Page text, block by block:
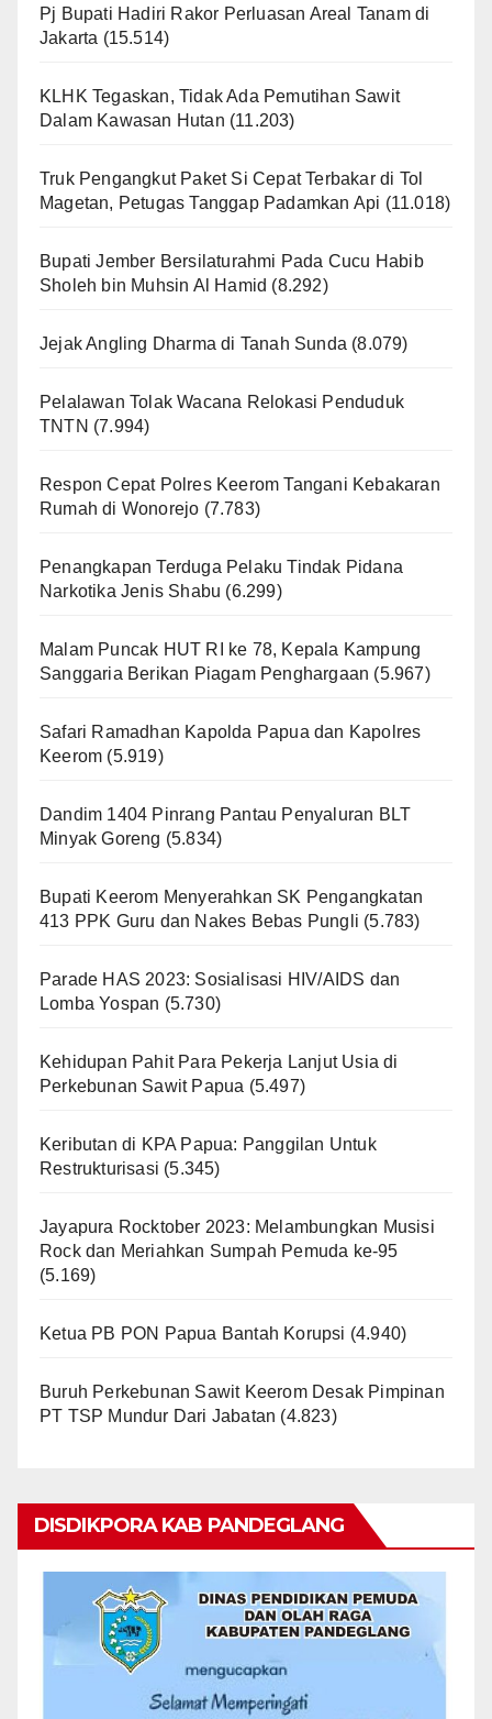
Pj Bupati Hadiri Rakor Perluasan Areal Tanam di
Jakarta (15.514)
KLHK Tegaskan, Tidak Ada Pemutihan Sawit
Dalam Kawasan Hutan (11.203)
Truk Pengangkut Paket Si Cepat Terbakar di Tol
Magetan, Petugas Tanggap Padamkan Api (11.018)
Bupati Jember Bersilaturahmi Pada Cucu Habib
Sholeh bin Muhsin Al Hamid (8.292)
Jejak Angling Dharma di Tanah Sunda (8.079)
Pelalawan Tolak Wacana Relokasi Penduduk
TNTN (7.994)
Respon Cepat Polres Keerom Tangani Kebakaran
Rumah di Wonorejo (7.783)
Penangkapan Terduga Pelaku Tindak Pidana
Narkotika Jenis Shabu (6.299)
Malam Puncak HUT RI ke 78, Kepala Kampung
Sanggaria Berikan Piagam Penghargaan (5.967)
Safari Ramadhan Kapolda Papua dan Kapolres
Keerom (5.919)
Dandim 1404 Pinrang Pantau Penyaluran BLT
Minyak Goreng (5.834)
Bupati Keerom Menyerahkan SK Pengangkatan
413 PPK Guru dan Nakes Bebas Pungli (5.783)
Parade HAS 2023: Sosialisasi HIV/AIDS dan
Lomba Yospan (5.730)
Kehidupan Pahit Para Pekerja Lanjut Usia di
Perkebunan Sawit Papua (5.497)
Keributan di KPA Papua: Panggilan Untuk
Restrukturisasi (5.345)
Jayapura Rocktober 2023: Melambungkan Musisi
Rock dan Meriahkan Sumpah Pemuda ke-95
(5.169)
Ketua PB PON Papua Bantah Korupsi (4.940)
Buruh Perkebunan Sawit Keerom Desak Pimpinan
PT TSP Mundur Dari Jabatan (4.823)
DISDIKPORA KAB PANDEGLANG